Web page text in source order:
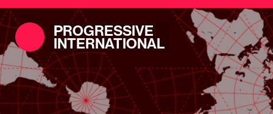
PROGRESSIVE
INTERNATIONAL